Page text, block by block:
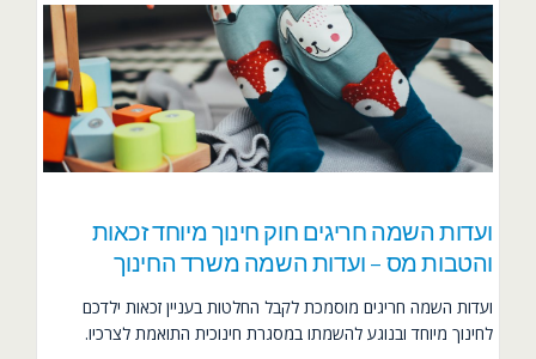
ועדות השמה חריגים חוק חינוך מיוחד זכאות
והטבות מס – ועדות השמה משרד החינוך
ועדות השמה חריגים מוסמכת לקבל החלטות בעניין זכאות ילדכם
לחינוך מיוחד ובנוגע להשמתו במסגרת חינוכית התואמת לצרכיו.